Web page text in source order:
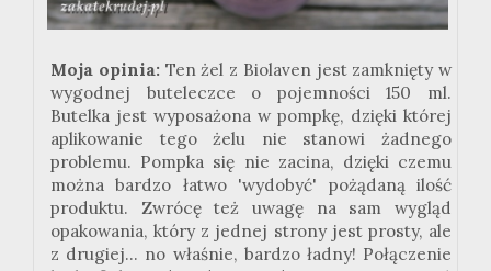
Moja opinia: Ten żel z Biolaven jest zamknięty w
wygodnej buteleczce o pojemności 150 ml.
Butelka jest wyposażona w pompkę, dzięki której
aplikowanie tego żelu nie stanowi żadnego
problemu. Pompka się nie zacina, dzięki czemu
można bardzo łatwo 'wydobyć' pożądaną ilość
produktu. Zwrócę też uwagę na sam wygląd
opakowania, który z jednej strony jest prosty, ale
z drugiej... no właśnie, bardzo ładny! Połączenie